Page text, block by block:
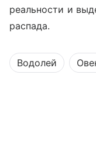
реальности и
распада.
Водолей